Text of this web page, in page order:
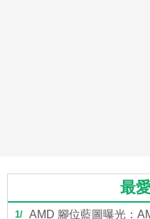
最
1
AMD 腳位藍圖曝光：